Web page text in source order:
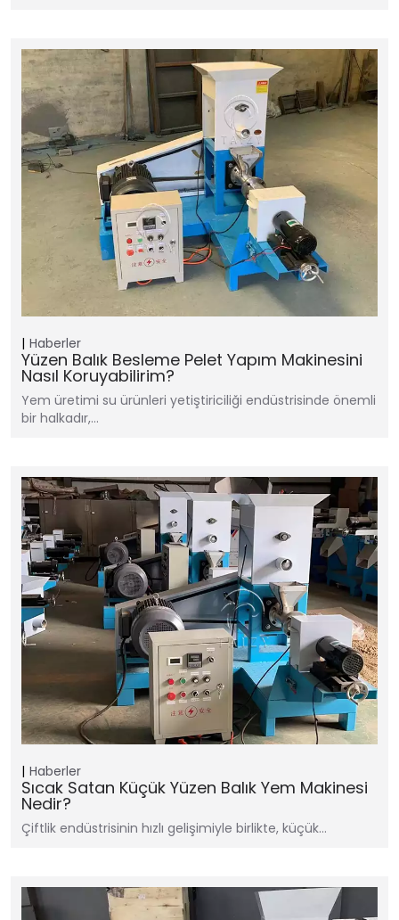
Haberler
Yüzen Balık Besleme Pelet Yapım Makinesini
Nasıl Koruyabilirim?
Yem üretimi su ürünleri yetiştiriciliği endüstrisinde önemli
bir halkadır,…
Haberler
Sıcak Satan Küçük Yüzen Balık Yem Makinesi
Nedir?
Çiftlik endüstrisinin hızlı gelişimiyle birlikte, küçük…